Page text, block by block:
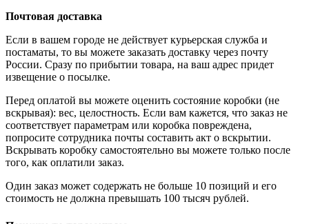
Почтовая доставка
Если в вашем городе не действует курьерская служба и
постаматы, то вы можете заказать доставку через почту
России. Сразу по прибытии товара, на ваш адрес придет
извещение о посылке.
Перед оплатой вы можете оценить состояние коробки (не
вскрывая): вес, целостность. Если вам кажется, что заказ не
соответствует параметрам или коробка повреждена,
попросите сотрудника почты составить акт о вскрытии.
Вскрывать коробку самостоятельно вы можете только после
того, как оплатили заказ.
Один заказ может содержать не больше 10 позиций и его
стоимость не должна превышать 100 тысяч рублей.